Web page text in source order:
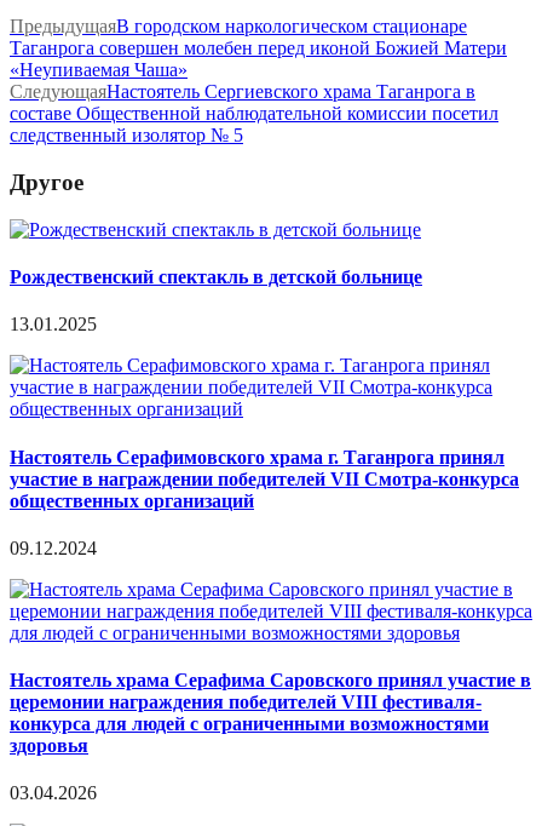
ПредыдущаяВ городском наркологическом стационаре
Таганрога совершен молебен перед иконой Божией Матери
«Неупиваемая Чаша»
СледующаяНастоятель Сергиевского храма Таганрога в
составе Общественной наблюдательной комиссии посетил
следственный изолятор № 5
Другое
Рождественский спектакль в детской больнице
13.01.2025
Настоятель Серафимовского храма г. Таганрога принял
участие в награждении победителей VII Смотра-конкурса
общественных организаций
09.12.2024
Настоятель храма Серафима Саровского принял участие в
церемонии награждения победителей VIII фестиваля-
конкурса для людей с ограниченными возможностями
здоровья
03.04.2026